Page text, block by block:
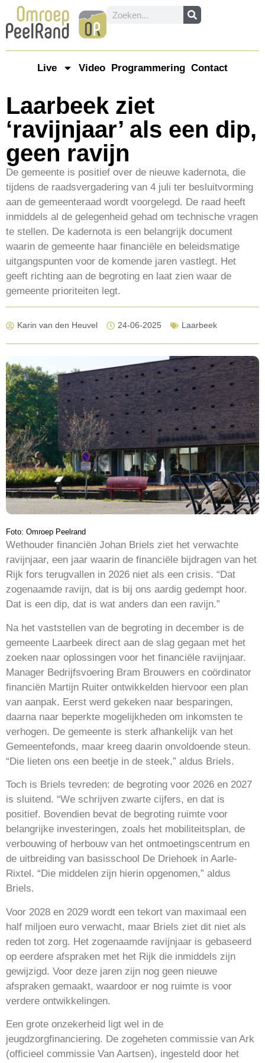
Live Video Programmering Contact
Laarbeek ziet
‘ravijnjaar’ als een dip,
geen ravijn
De gemeente is positief over de nieuwe kadernota, die
tijdens de raadsvergadering van 4 juli ter besluitvorming
aan de gemeenteraad wordt voorgelegd. De raad heeft
inmiddels al de gelegenheid gehad om technische vragen
te stellen. De kadernota is een belangrijk document
waarin de gemeente haar financiële en beleidsmatige
uitgangspunten voor de komende jaren vastlegt. Het
geeft richting aan de begroting en laat zien waar de
gemeente prioriteiten legt.
Karin van den Heuvel 24-06-2025 Laarbeek
Foto: Omroep Peelrand
Wethouder financiën Johan Briels ziet het verwachte
ravijnjaar, een jaar waarin de financiële bijdragen van het
Rijk fors terugvallen in 2026 niet als een crisis. “Dat
zogenaamde ravijn, dat is bij ons aardig gedempt hoor.
Dat is een dip, dat is wat anders dan een ravijn.”
Na het vaststellen van de begroting in december is de
gemeente Laarbeek direct aan de slag gegaan met het
zoeken naar oplossingen voor het financiële ravijnjaar.
Manager Bedrijfsvoering Bram Brouwers en coördinator
financiën Martijn Ruiter ontwikkelden hiervoor een plan
van aanpak. Eerst werd gekeken naar besparingen,
daarna naar beperkte mogelijkheden om inkomsten te
verhogen. De gemeente is sterk afhankelijk van het
Gemeentefonds, maar kreeg daarin onvoldoende steun.
“Die lieten ons een beetje in de steek,” aldus Briels.
Toch is Briels tevreden: de begroting voor 2026 en 2027
is sluitend. “We schrijven zwarte cijfers, en dat is
positief. Bovendien bevat de begroting ruimte voor
belangrijke investeringen, zoals het mobiliteitsplan, de
verbouwing of herbouw van het ontmoetingscentrum en
de uitbreiding van basisschool De Driehoek in Aarle-
Rixtel. “Die middelen zijn hierin opgenomen,” aldus
Briels.
Voor 2028 en 2029 wordt een tekort van maximaal een
half miljoen euro verwacht, maar Briels ziet dit niet als
reden tot zorg. Het zogenaamde ravijnjaar is gebaseerd
op eerdere afspraken met het Rijk die inmiddels zijn
gewijzigd. Voor deze jaren zijn nog geen nieuwe
afspraken gemaakt, waardoor er nog ruimte is voor
verdere ontwikkelingen.
Een grote onzekerheid ligt wel in de
jeugdzorgfinanciering. De zogeheten commissie van Ark
(officieel commissie Van Aartsen), ingesteld door het